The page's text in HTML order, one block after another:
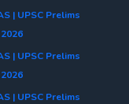
| UPSC Prelims
| UPSC Prelims
| UPSC Prelims